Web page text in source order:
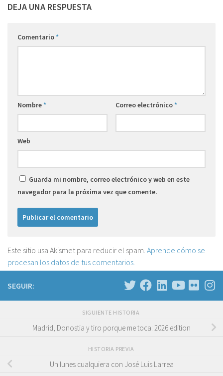
DEJA UNA RESPUESTA
Comentario*
Nombre* Correo electrónico*
Web
Guarda mi nombre, correo electrónico y web en este
navegador para la próxima vez que comente.
Este sitio usa Akismet para reducir el spam. Aprende cómo se
procesan los datos de tus comentarios.
SEGUIR:
SIGUIENTE HISTORIA
Madrid, Donostia y tiro porque me toca: 2026 edition
HISTORIA PREVIA
Un lunes cualquiera con José Luis Larrea